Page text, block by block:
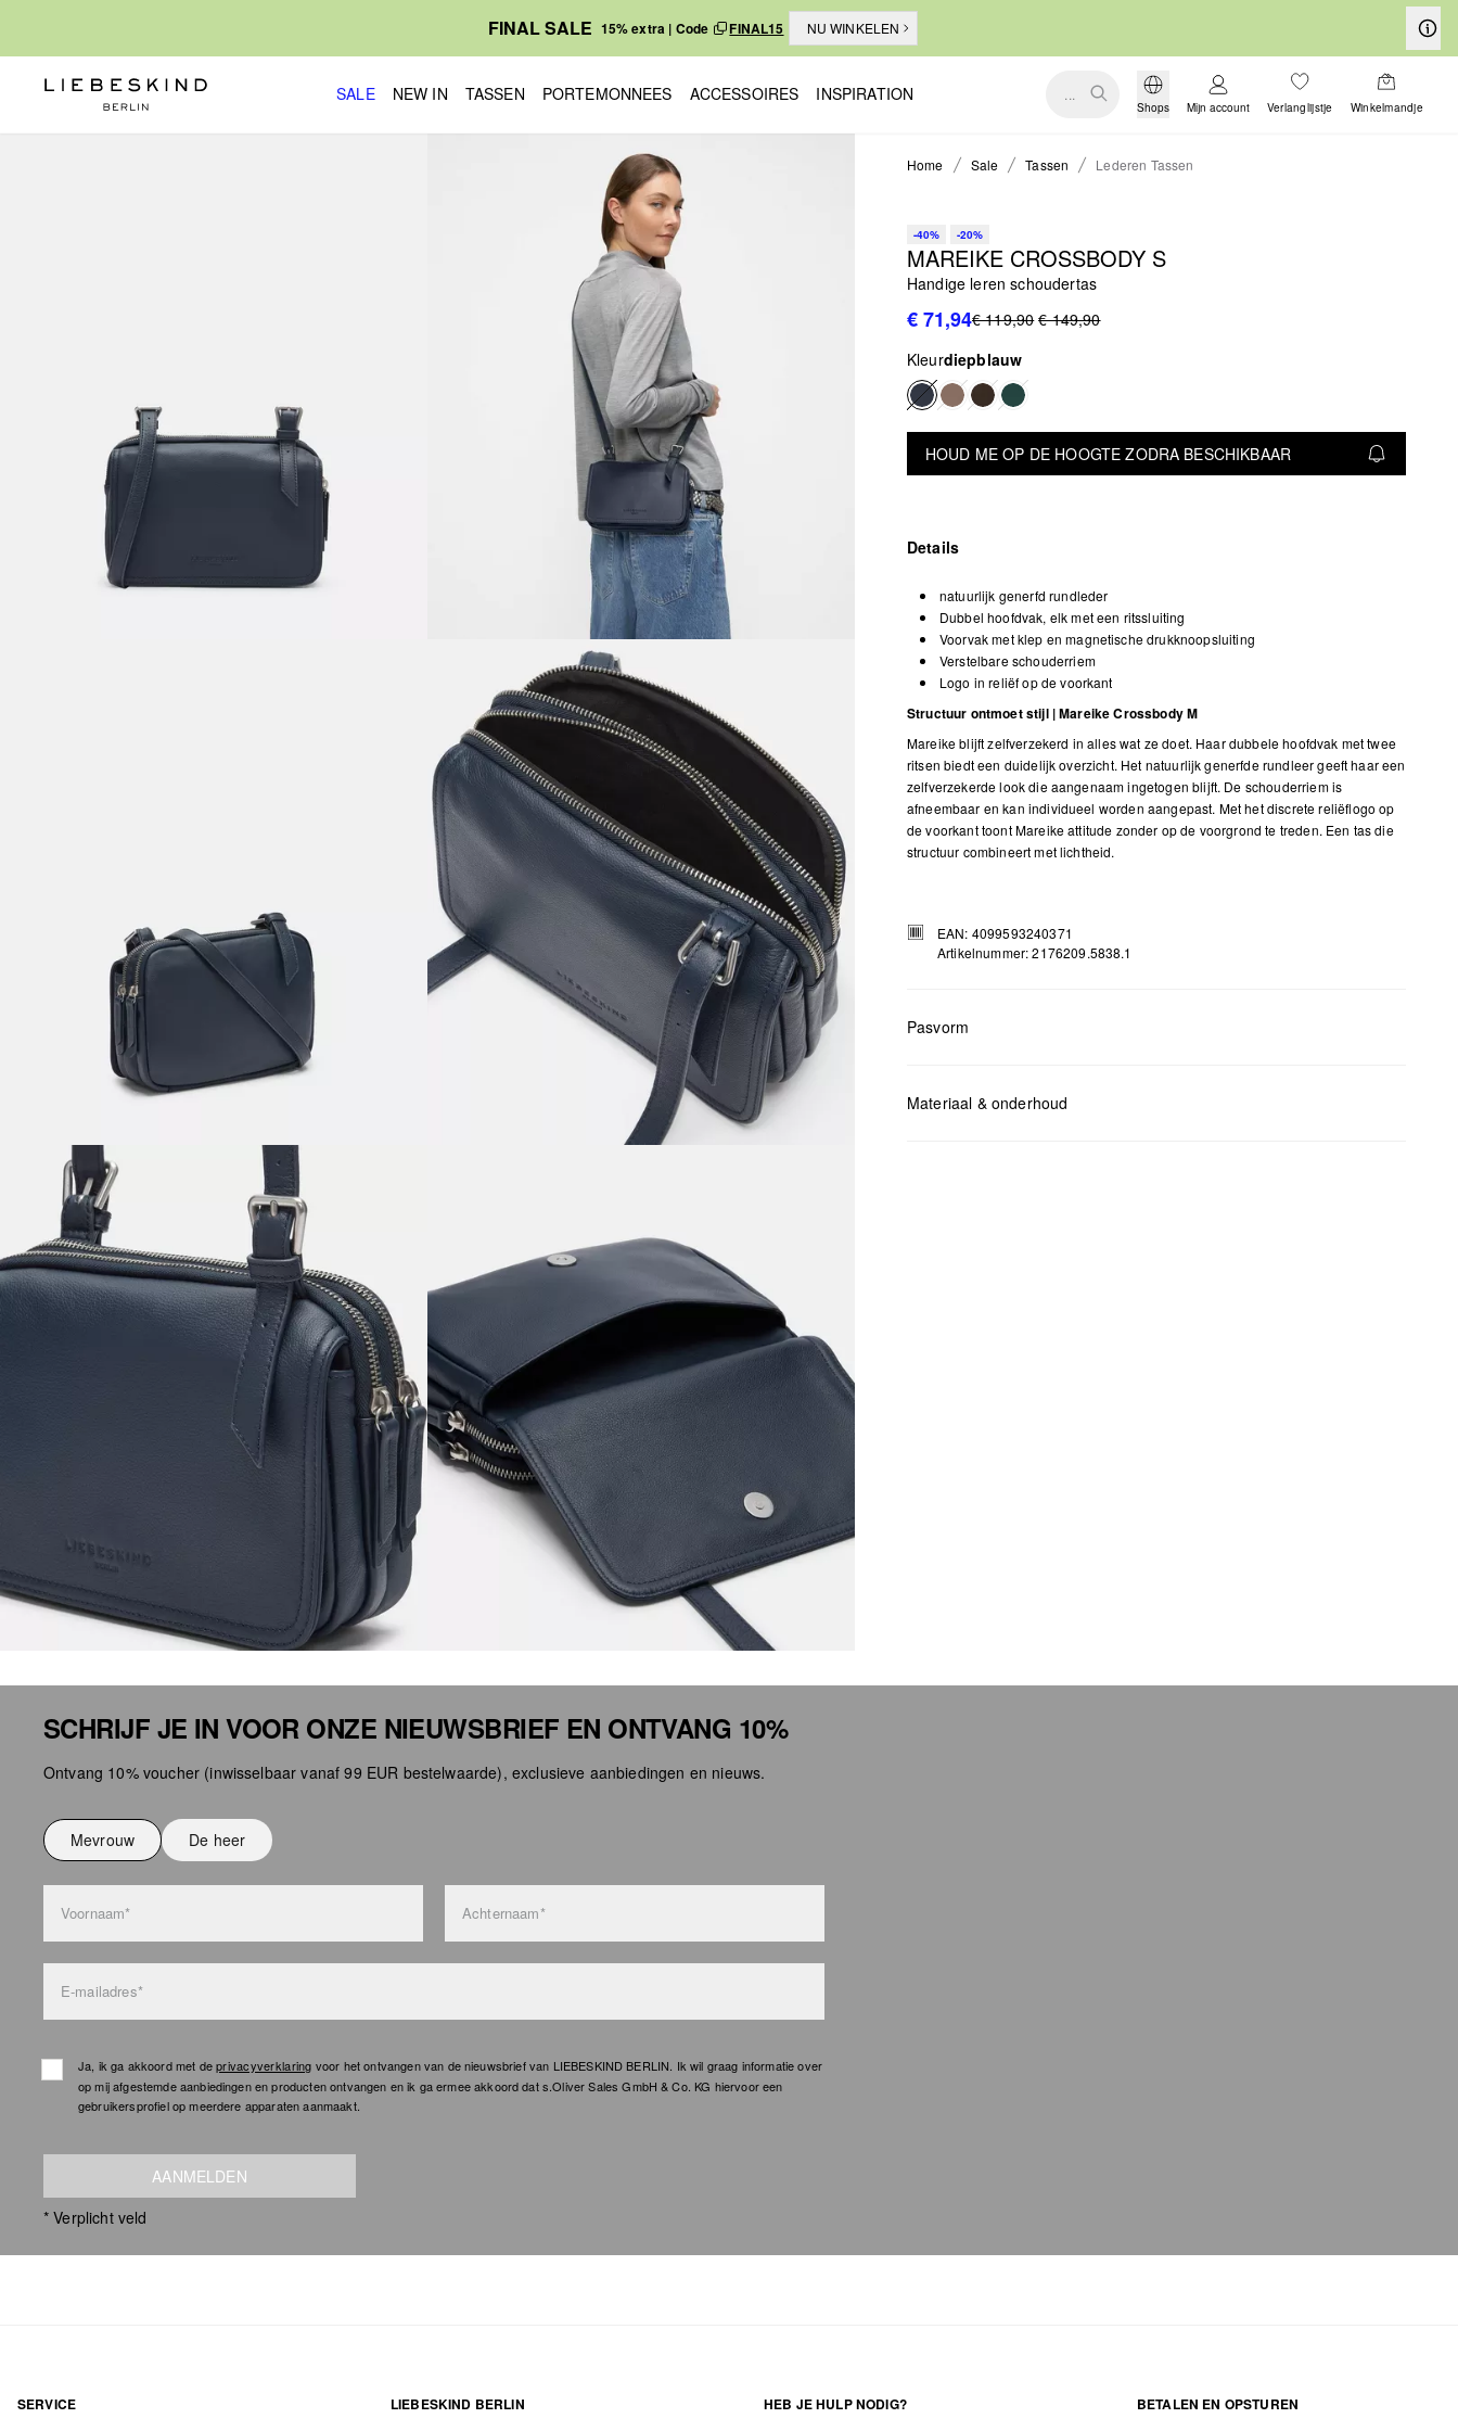
FINAL SALE 15% extra | Code FINAL15 NU WINKELEN
SALE NEW IN TASSEN PORTEMONNEES ACCESSOIRES INSPIRATION ...
Shops Mijn account Verlanglijstje Winkelmandje
Home Sale Tassen Lederen Tassen
-40% -20%
MAREIKE CROSSBODY S
Handige leren schoudertas
€ 71,94€ 119,90 € 149,90
Kleurdiepblauw
HOUD ME OP DE HOOGTE ZODRA BESCHIKBAAR
Details
natuurlijk generfd rundleder
Dubbel hoofdvak, elk met een ritssluiting
Voorvak met klep en magnetische drukknoopsluiting
Verstelbare schouderriem
Logo in reliëf op de voorkant
Structuur ontmoet stijl | Mareike Crossbody M
Mareike blijft zelfverzekerd in alles wat ze doet. Haar dubbele hoofdvak met twee
ritsen biedt een duidelijk overzicht. Het natuurlijk generfde rundleer geeft haar een
zelfverzekerde look die aangenaam ingetogen blijft. De schouderriem is
afneembaar en kan individueel worden aangepast. Met het discrete reliëflogo op
de voorkant toont Mareike attitude zonder op de voorgrond te treden. Een tas die
structuur combineert met lichtheid.
EAN: 4099593240371
Artikelnummer: 2176209.5838.1
Pasvorm
Materiaal & onderhoud
SCHRIJF JE IN VOOR ONZE NIEUWSBRIEF EN ONTVANG 10%
Ontvang 10% voucher (inwisselbaar vanaf 99 EUR bestelwaarde), exclusieve aanbiedingen en nieuws.
Mevrouw De heer
Voornaam* Achternaam*
E-mailadres*
Ja, ik ga akkoord met deprivacyverklaring voor het ontvangen van de nieuwsbrief van LIEBESKIND BERLIN. Ik wil graag informatie over
op mij afgestemde aanbiedingen en producten ontvangen en ik ga ermee akkoord dat s.Oliver Sales GmbH & Co. KG hiervoor een
gebruikersprofiel op meerdere apparaten aanmaakt.
AANMELDEN
* Verplicht veld
SERVICE LIEBESKIND BERLIN HEB JE HULP NODIG? BETALEN EN OPSTUREN